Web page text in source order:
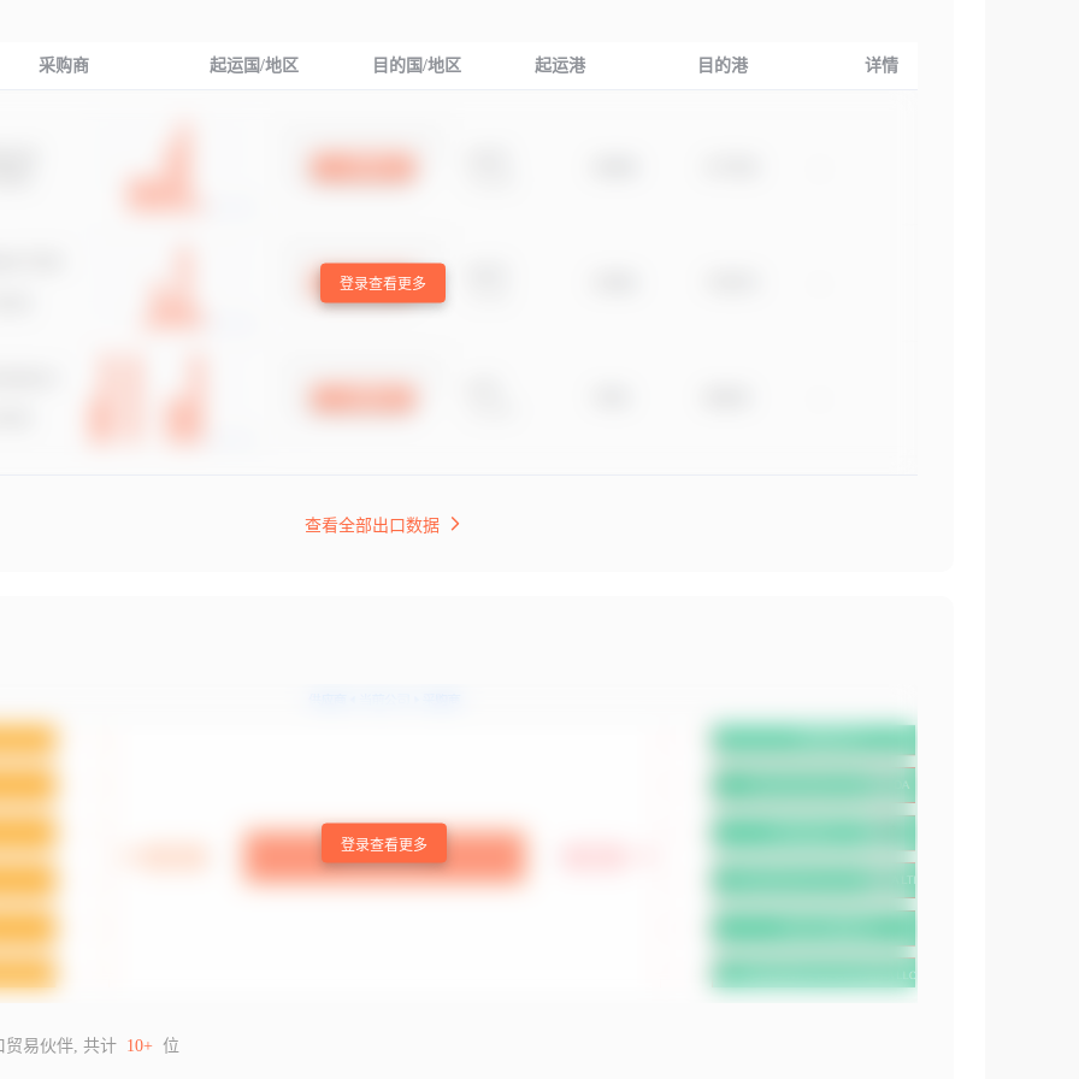
采购商 起运国/地区 目的国/地区 起运港 目的港 详情
登录查看更多
查看全部出口数据
登录查看更多
贸易伙伴, 共计 10+ 位